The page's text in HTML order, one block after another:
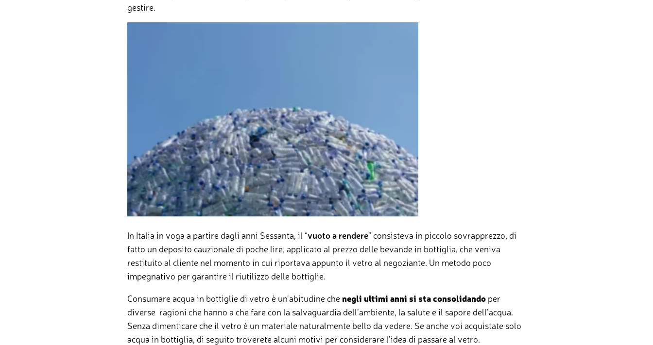
gestire.
In Italia in voga a partire dagli anni Sessanta, il “vuoto a rendere” consisteva in piccolo sovrapprezzo, di
fatto un deposito cauzionale di poche lire, applicato al prezzo delle bevande in bottiglia, che veniva
restituito al cliente nel momento in cui riportava appunto il vetro al negoziante. Un metodo poco
impegnativo per garantire il riutilizzo delle bottiglie.
Consumare acqua in bottiglie di vetro è un’abitudine che negli ultimi anni si sta consolidando per
diverse ragioni che hanno a che fare con la salvaguardia dell’ambiente, la salute e il sapore dell’acqua.
Senza dimenticare che il vetro è un materiale naturalmente bello da vedere. Se anche voi acquistate solo
acqua in bottiglia, di seguito troverete alcuni motivi per considerare l’idea di passare al vetro.